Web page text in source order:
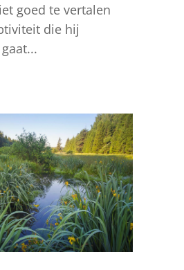
goed te vertalen
die hij